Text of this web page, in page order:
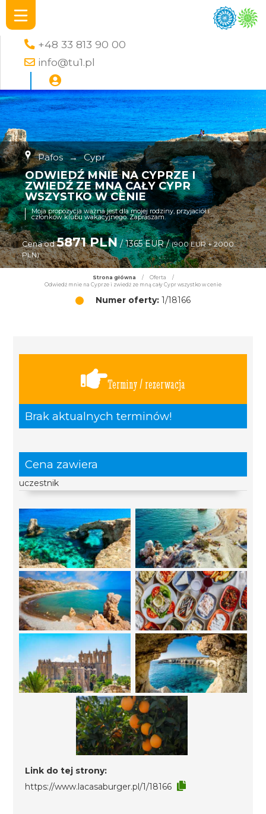
+48 33 813 90 00
info@tu1.pl
Pafos → Cypr
ODWIEDŹ MNIE NA CYPRZE I
ZWIEDŹ ZE MNĄ CAŁY CYPR
WSZYSTKO W CENIE
Moja propozycja ważna jest dla mojej rodziny, przyjaciół i
członków klubu wakacyjnego. Zapraszam.
Cena od 5871 PLN/ 1365 EUR /(900 EUR + 2000
PLN)
Strona główna / Oferta
/
Odwiedź mnie na Cyprze i zwiedź ze mną cały Cypr wszystko w cenie
Numer oferty: 1/18166
Terminy / rezerwacja
Brak aktualnych terminów!
Cena zawiera
uczestnik
Link do tej strony:
https://www.lacasaburger.pl/1/18166